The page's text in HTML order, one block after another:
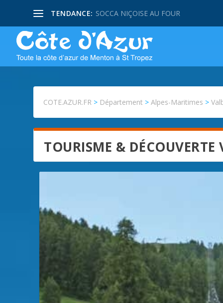
TENDANCE: SOCCA NIÇOISE AU FOUR
COTE.AZUR.FR > Département >Alpes-Maritimes >
TOURISME & DÉCOUVERTE